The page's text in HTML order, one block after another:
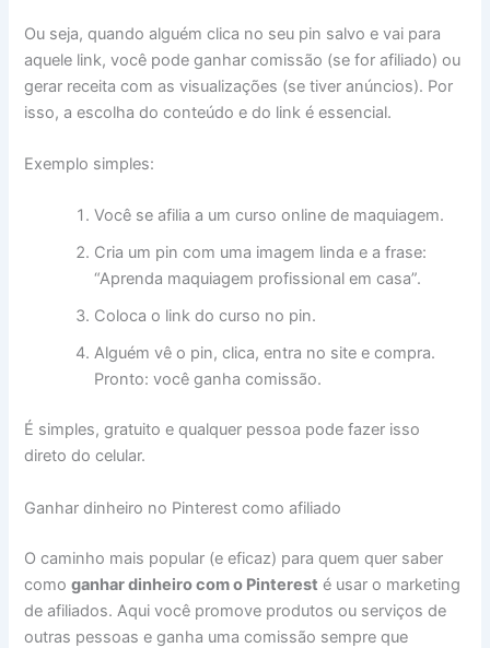
Ou seja, quando alguém clica no seu pin salvo e vai para
aquele link, você pode ganhar comissão (se for afiliado) ou
gerar receita com as visualizações (se tiver anúncios). Por
isso, a escolha do conteúdo e do link é essencial.
Exemplo simples:
Você se afilia a um curso online de maquiagem.
Cria um pin com uma imagem linda e a frase:
“Aprenda maquiagem profissional em casa”.
Coloca o link do curso no pin.
Alguém vê o pin, clica, entra no site e compra.
Pronto: você ganha comissão.
É simples, gratuito e qualquer pessoa pode fazer isso
direto do celular.
Ganhar dinheiro no Pinterest como afiliado
O caminho mais popular (e eficaz) para quem quer saber
comoganhar dinheiro com o Pinterest é usar o marketing
de afiliados. Aqui você promove produtos ou serviços de
outras pessoas e ganha uma comissão sempre que